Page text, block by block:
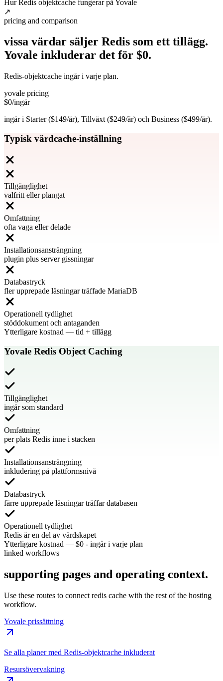
Hur Redis objektcache fungerar på Yovale
↗
pricing and comparison
vissa värdar säljer Redis som ett tillägg.
Yovale inkluderar det för $0.
Redis-objektcache ingår i varje plan.
yovale pricing
$0/ingår
ingår i Starter ($149/år), Tillväxt ($249/år) och Business ($499/år).
Typisk värdcache-inställning
Tillgänglighet
valfritt eller plangat
Omfattning
ofta vaga eller delade
Installationsansträngning
plugin plus server gissningar
Databastryck
fler upprepade läsningar träffade MariaDB
Operationell tydlighet
stöddokument och antaganden
Ytterligare kostnad — tid + tillägg
Yovale Redis Object Caching
Tillgänglighet
ingår som standard
Omfattning
per plats Redis inne i stacken
Installationsansträngning
inkludering på plattformsnivå
Databastryck
färre upprepade läsningar träffar databasen
Operationell tydlighet
Redis är en del av värdskapet
Ytterligare kostnad — $0 - ingår i varje plan
linked workflows
supporting pages and operating context.
Use these routes to connect redis cache with the rest of the hosting
workflow.
Yovale prissättning
Se alla planer med Redis-objektcache inkluderat
Resursövervakning